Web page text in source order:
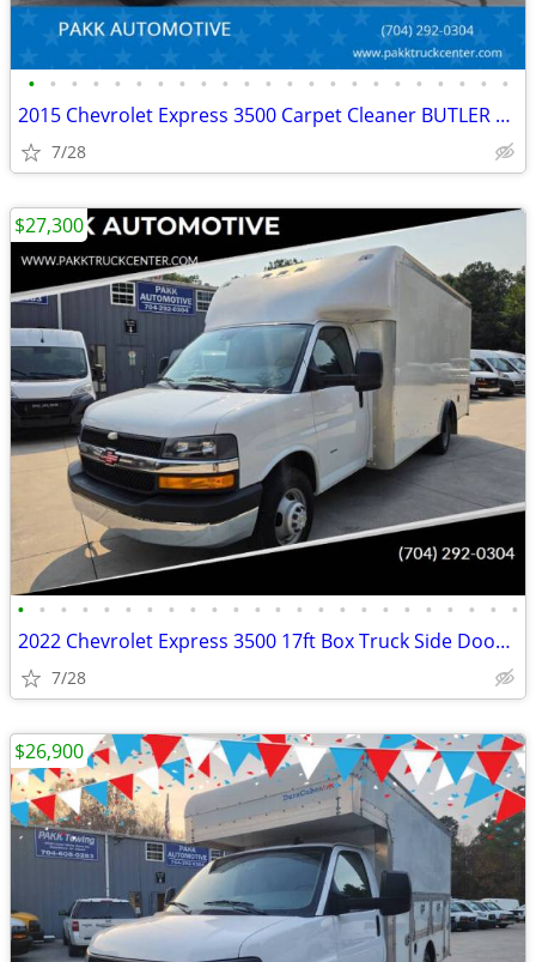
• • • • • • • • • • • • • • • • • • • • • • •
2015 Chevrolet Express 3500 Carpet Cleaner BUTLER CLEANING SYSTEM
7/28
• • • • • • • • • • • • • • • • • • • • • • • •
2022 Chevrolet Express 3500 17ft Box Truck Side Door Delivery Van
7/28
$27,300
$26,900